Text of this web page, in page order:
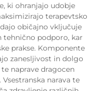
ki ohranjajo udobje
terapevtsko
običajno vključuje
tehnično podporo, kar
prakse. Komponente
zanesljivost in dolgo
naprave dragocen
narava te